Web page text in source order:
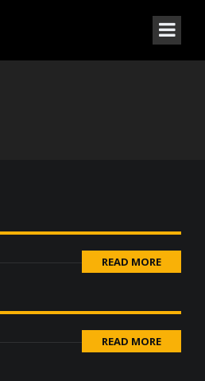
READ MORE
READ MORE